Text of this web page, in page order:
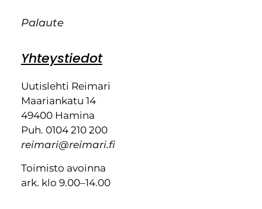
Palaute
Yhteystiedot
Uutislehti Reimari
Maariankatu 14
49400 Hamina
Puh. 0104 210 200
reimari@reimari.fi
Toimisto avoinna
ark. klo 9.00–14.00